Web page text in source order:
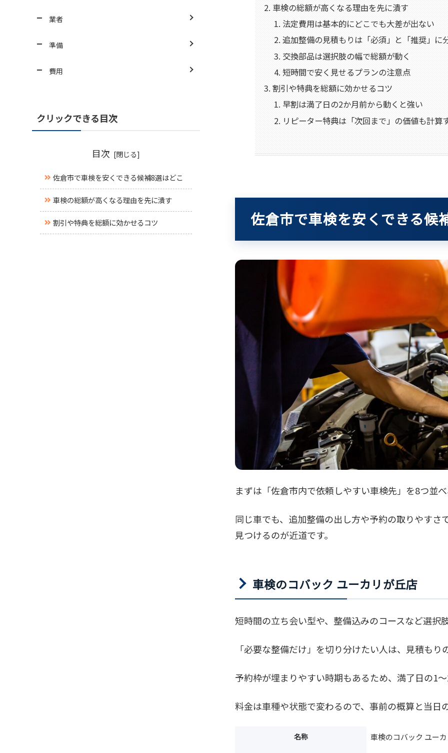
車検の総額が高くなる理由を先に潰す
法定費用は基本的にどこでも大差が出ない
追加整備の見積もりは「必須」と「推奨」に
交換部品は選択肢の幅で総額が動く
短時間で安く見せるプランの注意点
割引や特典を総額に効かせるコツ
早割は満了日の2か月前から動くと強い
リピーター特典は「次回まで」の価値も計算
佐倉市で車検を安くできる候
まずは「佐倉市内で依頼しやすい車検先」を8つ並
同じ車でも、追加整備の出し方や予約の取りやす
見つけるのが近道です。
車検のコバック ユーカリが丘店
短時間の立ち会い型や、整備込みのコースなど選択
「必要な整備だけ」を切り分けたい人は、見積も
予約枠が埋まりやすい時期もあるため、満了日の1
料金は車種や状態で変わるので、事前の概算と当日
名称 車検のコバック ユー
業者
準備
費用
クリックできる目次
目次
佐倉市で車検を安くできる候補8選はどこ
車検の総額が高くなる理由を先に潰す
割引や特典を総額に効かせるコツ